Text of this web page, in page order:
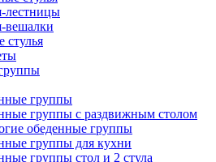
лестницы
вешалки
стулья
группы
группы с раздвижным столом
обеденные группы
группы для кухни
группы стол и 2 стула